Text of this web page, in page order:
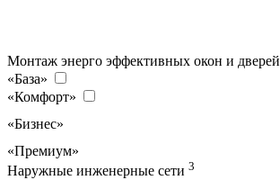
Монтаж энерго эффективных окон и дверей
«База»
«Комфорт»
«Бизнес»
«Премиум»
Наружные инженерные сети 3